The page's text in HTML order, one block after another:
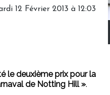
12 Février 2013 à 12:03
le deuxième prix pour la
de Notting Hill ».